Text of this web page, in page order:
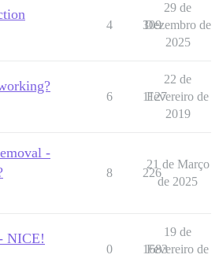
4 309
29 de
Dezembro de
2025
6 1127
22 de
Fevereiro de
2019
-
8 226
21 de Março
de 2025
NICE!
0 1683
19 de
Fevereiro de